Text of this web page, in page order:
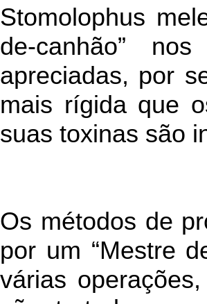
Stomolophus
de-canhão”
apreciadas, por
mais rígida que
suas toxinas são
Os métodos de
por um “Mestre
várias